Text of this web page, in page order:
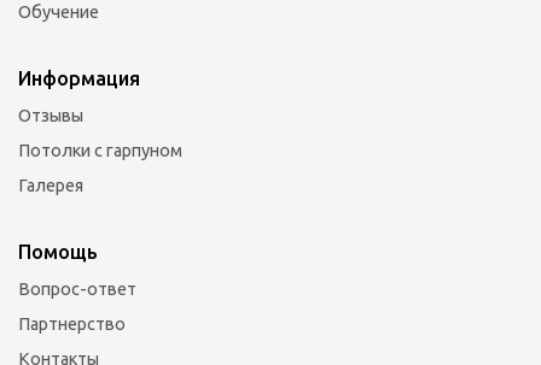
Обучение
Информация
Отзывы
Потолки с гарпуном
Галерея
Помощь
Вопрос-ответ
Партнерство
Контакты